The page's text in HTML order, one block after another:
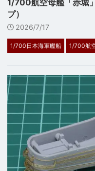
1/700航空母艦「赤城
プ）
2026/7/17
1/700日本海軍艦船 1/700航